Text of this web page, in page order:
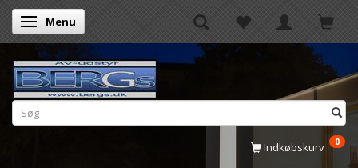
Skifte navigation
Menu
Indkøbskurv 0